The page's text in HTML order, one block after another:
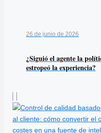
26 de junio de 2026
¿Siguió el agente la
estropeó la experiencia?